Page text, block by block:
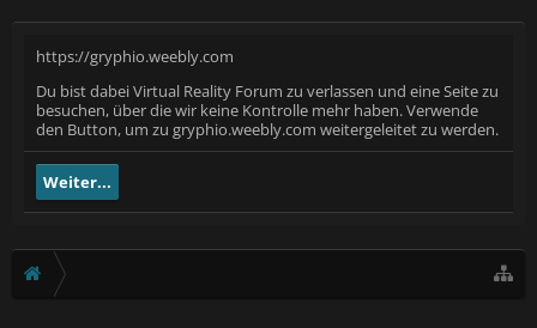
https://gryphio.weebly.com
Du bist dabei Virtual Reality Forum zu verlassen und eine Seite zu
besuchen, über die wir keine Kontrolle mehr haben. Verwende
den Button, um zu gryphio.weebly.com weitergeleitet zu werden.
Weiter...